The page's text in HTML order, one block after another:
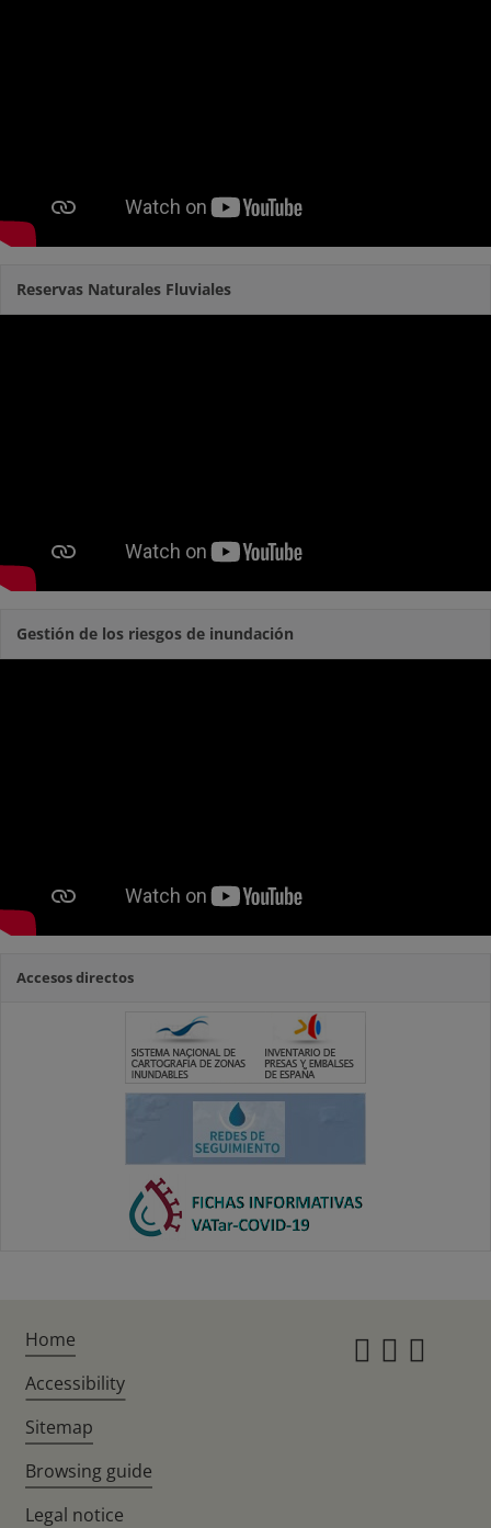
Reservas Naturales Fluviales
Gestión de los riesgos de inundación
Accesos directos
Home
Accessibility
Sitemap
Browsing guide
Legal notice